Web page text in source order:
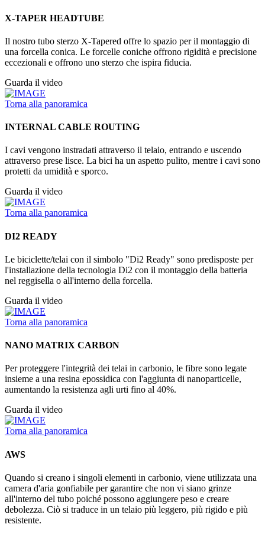
X-TAPER HEADTUBE
Il nostro tubo sterzo X-Tapered offre lo spazio per il montaggio di
una forcella conica. Le forcelle coniche offrono rigidità e precisione
eccezionali e offrono uno sterzo che ispira fiducia.
Guarda il video
Torna alla panoramica
INTERNAL CABLE ROUTING
I cavi vengono instradati attraverso il telaio, entrando e uscendo
attraverso prese lisce. La bici ha un aspetto pulito, mentre i cavi sono
protetti da umidità e sporco.
Guarda il video
Torna alla panoramica
DI2 READY
Le biciclette/telai con il simbolo "Di2 Ready" sono predisposte per
l'installazione della tecnologia Di2 con il montaggio della batteria
nel reggisella o all'interno della forcella.
Guarda il video
Torna alla panoramica
NANO MATRIX CARBON
Per proteggere l'integrità dei telai in carbonio, le fibre sono legate
insieme a una resina epossidica con l'aggiunta di nanoparticelle,
aumentando la resistenza agli urti fino al 40%.
Guarda il video
Torna alla panoramica
AWS
Quando si creano i singoli elementi in carbonio, viene utilizzata una
camera d'aria gonfiabile per garantire che non vi siano grinze
all'interno del tubo poiché possono aggiungere peso e creare
debolezza. Ciò si traduce in un telaio più leggero, più rigido e più
resistente.